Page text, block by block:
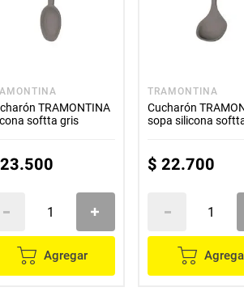
TRAMONTINA
softta gris
23.500
Agregar
TRAMONTINA
Cucharón
sopa silicona
$ 22.700